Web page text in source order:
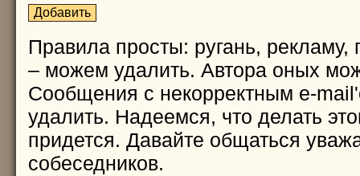
Правила просты: ругань, рекламу,
– можем удалить. Автора оных
Сообщения с некорректным e-
удалить. Надеемся, что делать
придется. Давайте общаться
собеседников.